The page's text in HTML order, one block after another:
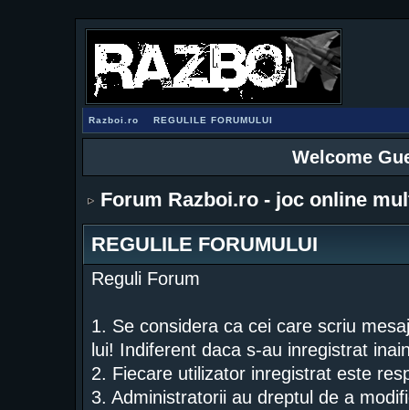
Razboi.ro REGULILE FORUMULUI
Welcome
Forum Razboi.ro - joc online
REGULILE FORUMULUI
Reguli Forum
1. Se considera ca cei care scriu
lui! Indiferent daca s-au inregistrat
2. Fiecare utilizator inregistrat este
3. Administratorii au dreptul de a